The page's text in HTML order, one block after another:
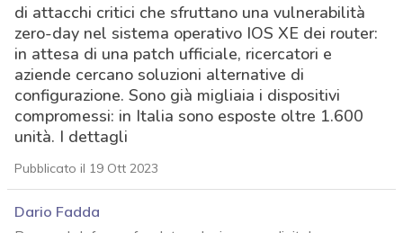
di attacchi critici che sfruttano una vulnerabilità
zero-day nel sistema operativo IOS XE dei router:
in attesa di una patch ufficiale, ricercatori e
aziende cercano soluzioni alternative di
configurazione. Sono già migliaia i dispositivi
compromessi: in Italia sono esposte oltre 1.600
unità. I dettagli
Pubblicato il 19 Ott 2023
Dario Fadda